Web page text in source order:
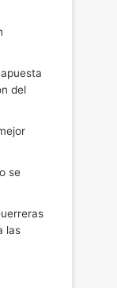
del
se
las